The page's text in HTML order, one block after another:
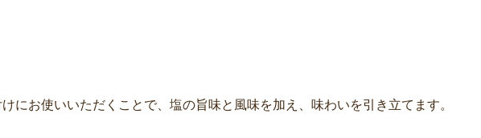
にお使いいただくことで、塩の旨味と風味を加え、味わいを引き立てます。